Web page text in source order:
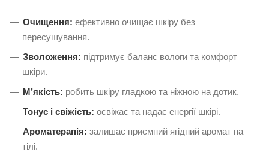
Очищення: ефективно очищає шкіру без
пересушування.
Зволоження: підтримує баланс вологи та комфорт
шкіри.
М’якість: робить шкіру гладкою та ніжною на дотик.
Тонус і свіжість: освіжає та надає енергії шкірі.
Ароматерапія: залишає приємний ягідний аромат на
тілі.